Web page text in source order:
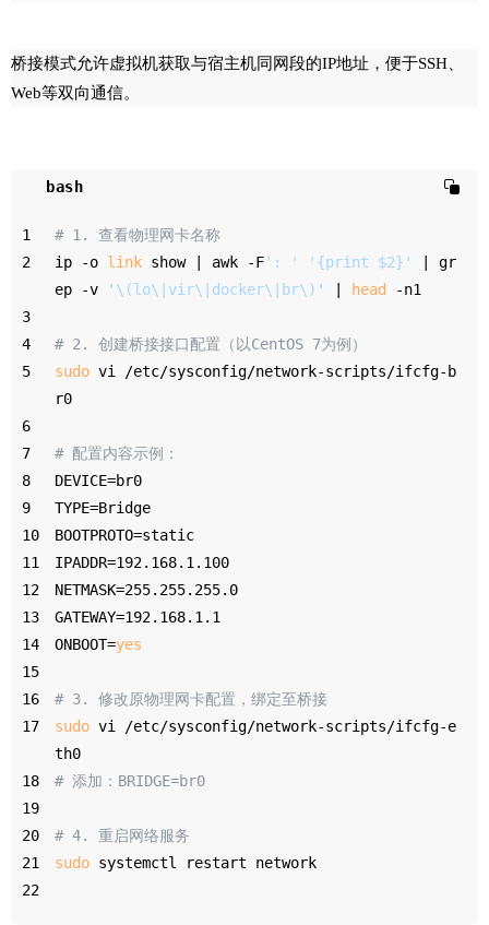
桥接模式允许虚拟机获取与宿主机同网段的IP地址，便于SSH、
Web等双向通信。
bash
1
# 1. 查看物理网卡名称
2
ip -o link show | awk -F': ' '{print $2}'
| gr
ep -v
'\(lo\|vir\|docker\|br\)' head
-n1
3
4
# 2. 创建桥接接口配置（以CentOS 7为例）
5
sudo vi /etc/sysconfig/network-scripts/ifcfg-b
r0
6
7
# 配置内容示例：
8
DEVICE=br0
9
TYPE=Bridge
10
BOOTPROTO=static
11
IPADDR=192.168.1.100
12
NETMASK=255.255.255.0
13
GATEWAY=192.168.1.1
14
ONBOOT=yes
15
16
# 3. 修改原物理网卡配置，绑定至桥接
17
sudo vi /etc/sysconfig/network-scripts/ifcfg-e
th0
18
# 添加：BRIDGE=br0
19
20
# 4. 重启网络服务
21
sudo systemctl restart network
22